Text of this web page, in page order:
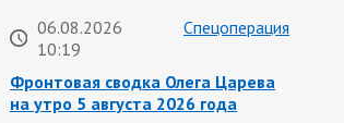
06.08.2026
10:19
Спецоперация
Фронтовая сводка Олега Царева
на утро 5 августа 2026 года